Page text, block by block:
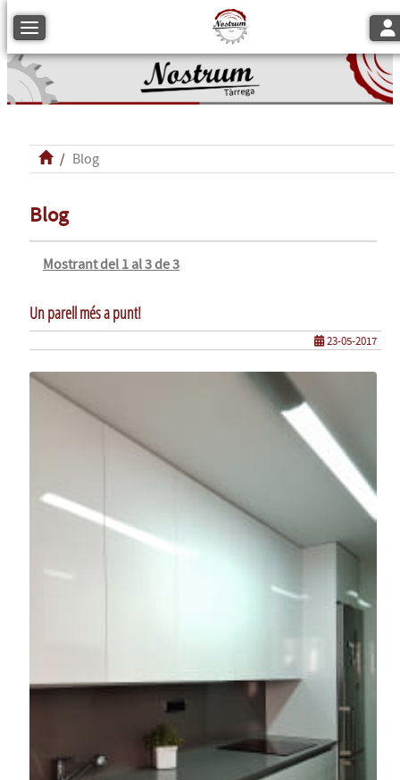
Toggle navigation
Blog
Blog
Mostrant del 1 al 3 de 3
Un parell més a punt!
23-05-2017